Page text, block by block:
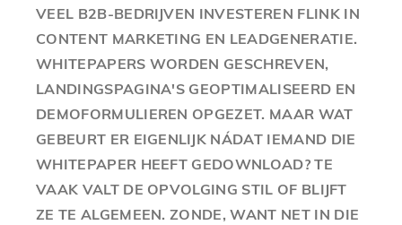
VEEL B2B-BEDRIJVEN INVESTEREN FLINK IN
CONTENT MARKETING EN LEADGENERATIE.
WHITEPAPERS WORDEN GESCHREVEN,
LANDINGSPAGINA'S GEOPTIMALISEERD EN
DEMOFORMULIEREN OPGEZET. MAAR WAT
GEBEURT ER EIGENLIJK NÁDAT IEMAND DIE
WHITEPAPER HEEFT GEDOWNLOAD? TE
VAAK VALT DE OPVOLGING STIL OF BLIJFT
ZE TE ALGEMEEN. ZONDE, WANT NET IN DIE